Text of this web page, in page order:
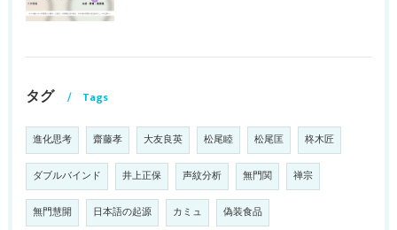
タグ Tags
進化思考 齋藤孝 大友良英 松尾睦 松尾匡 柊木匠
ダブルバインド 井上正保 声紋分析 無門関 禅宗
無門慧開 日本語の起源 カミュ 偽装食品